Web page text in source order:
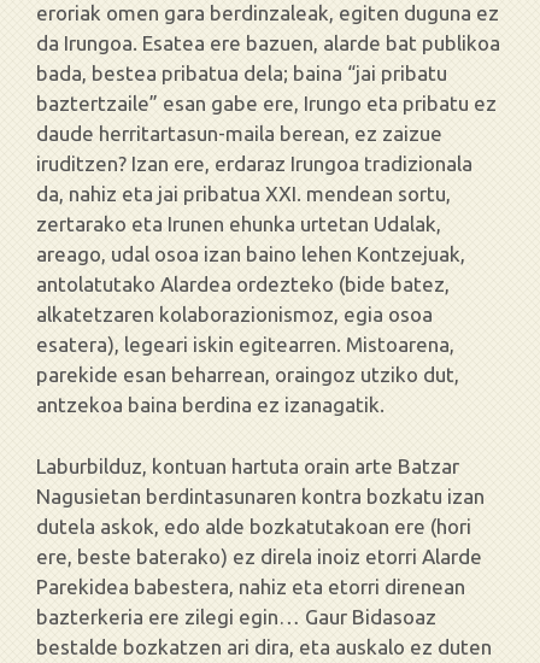
eroriak omen gara berdinzaleak, egiten duguna ez
da Irungoa. Esatea ere bazuen, alarde bat publikoa
bada, bestea pribatua dela; baina “jai pribatu
baztertzaile” esan gabe ere, Irungo eta pribatu ez
daude herritartasun-maila berean, ez zaizue
iruditzen? Izan ere, erdaraz Irungoa tradizionala
da, nahiz eta jai pribatua XXI. mendean sortu,
zertarako eta Irunen ehunka urtetan Udalak,
areago, udal osoa izan baino lehen Kontzejuak,
antolatutako Alardea ordezteko (bide batez,
alkatetzaren kolaborazionismoz, egia osoa
esatera), legeari iskin egitearren. Mistoarena,
parekide esan beharrean, oraingoz utziko dut,
antzekoa baina berdina ez izanagatik.
Laburbilduz, kontuan hartuta orain arte Batzar
Nagusietan berdintasunaren kontra bozkatu izan
dutela askok, edo alde bozkatutakoan ere (hori
ere, beste baterako) ez direla inoiz etorri Alarde
Parekidea babestera, nahiz eta etorri direnean
bazterkeria ere zilegi egin… Gaur Bidasoaz
bestalde bozkatzen ari dira, eta auskalo ez duten